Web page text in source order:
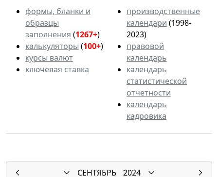
формы, бланки и
образцы
заполнения (1267+)
калькуляторы (100+)
курсы валют
ключевая ставка
производственные
календари (1998-
2023)
правовой
календарь
календарь
статистической
отчетности
календарь
кадровика
СЕНТЯБРЬ
2024